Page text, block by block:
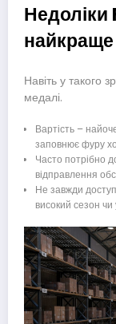
Недоліки
Навіть у такого
медалі.
Вартість –
заповнює фуру
Часто потрібно
відправлення
Не завжди
високий сезон